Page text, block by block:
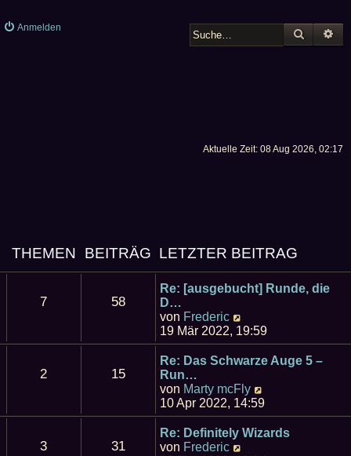
Anmelden
SUCHE
Aktuelle Zeit: 08 Aug 2026, 02:17
THEMEN
BEITRÄG LETZTER BEITRAG
7 58
Re: [ausgebucht] Runde, die
D…
von Frederic
e
u
e
t
e
r
B
19 Mär 2022, 19:59
2 15
Re: Das Schwarze Auge 5 –
Run…
von Marty mcFly
e
u
e
10 Apr 2022, 14:59
3 31
Re: Definitely Wizards
von Frederic